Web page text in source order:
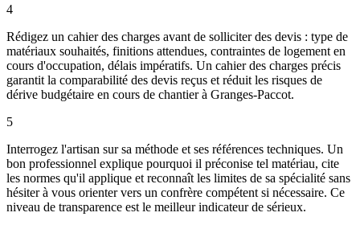
4
Rédigez un cahier des charges avant de solliciter des devis : type de
matériaux souhaités, finitions attendues, contraintes de logement en
cours d'occupation, délais impératifs. Un cahier des charges précis
garantit la comparabilité des devis reçus et réduit les risques de
dérive budgétaire en cours de chantier à Granges-Paccot.
5
Interrogez l'artisan sur sa méthode et ses références techniques. Un
bon professionnel explique pourquoi il préconise tel matériau, cite
les normes qu'il applique et reconnaît les limites de sa spécialité sans
hésiter à vous orienter vers un confrère compétent si nécessaire. Ce
niveau de transparence est le meilleur indicateur de sérieux.